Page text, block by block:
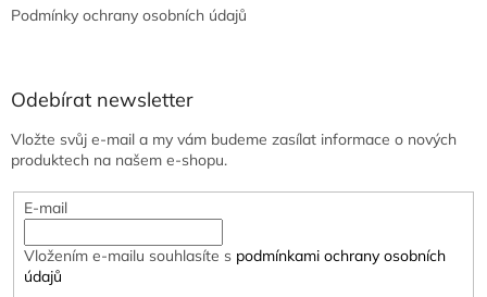
Podmínky ochrany osobních údajů
Odebírat newsletter
Vložte svůj e-mail a my vám budeme zasílat informace o nových
produktech na našem e-shopu.
E-mail
Vložením e-mailu souhlasíte s podmínkami ochrany osobních
údajů